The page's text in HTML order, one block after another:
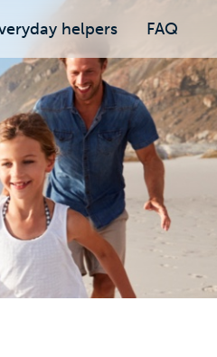
helpers FAQ